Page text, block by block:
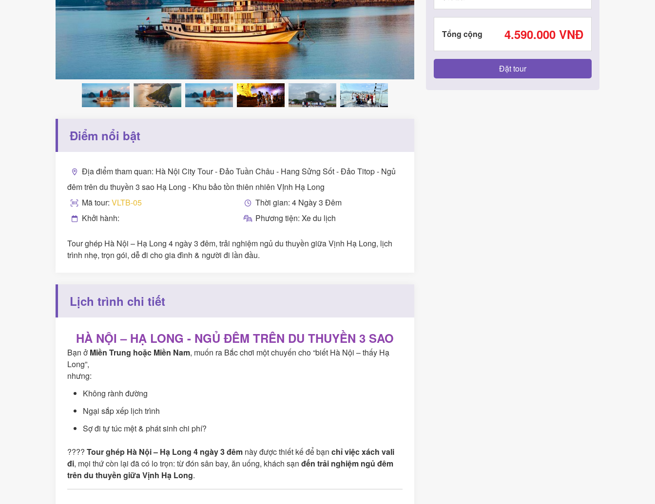
Điểm nổi bật
Địa điểm tham quan: Hà Nội City Tour - Đảo Tuần Châu - Hang Sửng Sốt - Đảo Titop - Ngủ
đêm trên du thuyền 3 sao Hạ Long - Khu bảo tồn thiên nhiên VỊnh Hạ Long
Mã tour: VLTB-05
Thời gian: 4 Ngày 3 Đêm
Khởi hành:
Phương tiện: Xe du lịch
Tour ghép Hà Nội – Hạ Long 4 ngày 3 đêm, trải nghiệm ngủ du thuyền giữa Vịnh Hạ Long, lịch
trình nhẹ, trọn gói, dễ đi cho gia đình & người đi lần đầu.
Lịch trình chi tiết
HÀ NỘI – HẠ LONG - NGỦ ĐÊM TRÊN DU THUYỀN 3 SAO
Bạn ở Miền Trung hoặc Miền Nam, muốn ra Bắc chơi một chuyến cho “biết Hà Nội – thấy Hạ
Long”,
nhưng:
Không rành đường
Ngại sắp xếp lịch trình
Sợ đi tự túc mệt & phát sinh chi phí?
???? Tour ghép Hà Nội – Hạ Long 4 ngày 3 đêm này được thiết kế để bạn chỉ việc xách vali
đi, mọi thứ còn lại đã có lo trọn: từ đón sân bay, ăn uống, khách sạn đến trải nghiệm ngủ đêm
trên du thuyền giữa Vịnh Hạ Long.
Tổng cộng 4.590.000 VNĐ